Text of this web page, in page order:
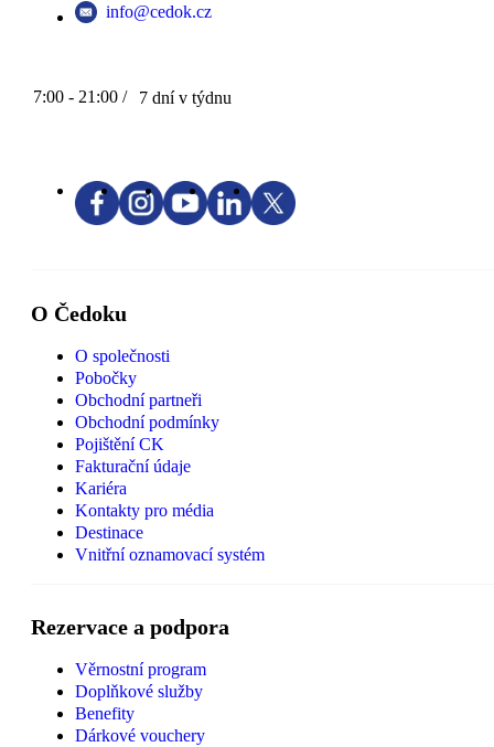
info@cedok.cz
7:00 - 21:00 / 7 dní v týdnu
O Čedoku
O společnosti
Pobočky
Obchodní partneři
Obchodní podmínky
Pojištění CK
Fakturační údaje
Kariéra
Kontakty pro média
Destinace
Vnitřní oznamovací systém
Rezervace a podpora
Věrnostní program
Doplňkové služby
Benefity
Dárkové vouchery